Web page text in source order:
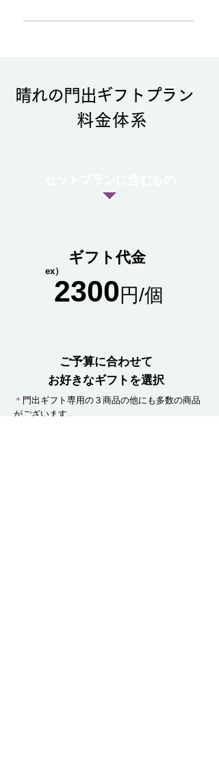
晴れの門出ギフトプラン
料金体系
ギフト代金
ex）
2300円​/個
ご予算に合わせて
お好きなギフトを選択
＊ 門出ギフト専用の３商品の他にも多数の商品
がございます。